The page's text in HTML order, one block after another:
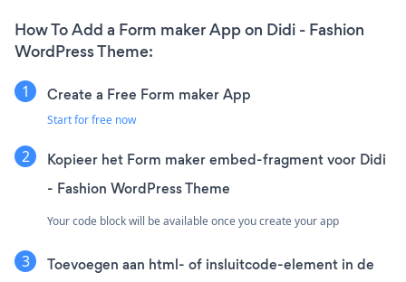
How To Add a Form maker App on Didi - Fashion
WordPress Theme:
Create a Free Form maker App
Start for free now
Kopieer het Form maker embed-fragment voor Didi
- Fashion WordPress Theme
Your code block will be available once you create your app
Toevoegen aan html- of insluitcode-element in de